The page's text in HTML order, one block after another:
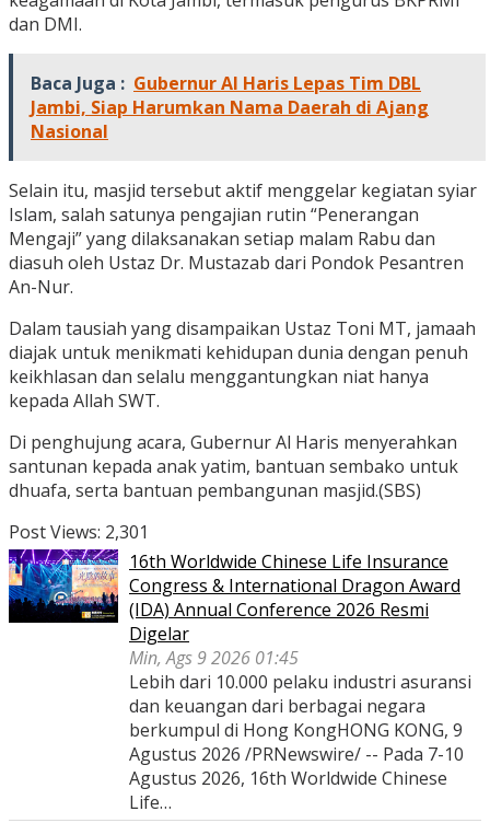
dan DMI.
Baca Juga : Gubernur Al Haris Lepas Tim DBL
Jambi, Siap Harumkan Nama Daerah di Ajang
Nasional
Selain itu, masjid tersebut aktif menggelar kegiatan syiar
Islam, salah satunya pengajian rutin “Penerangan
Mengaji” yang dilaksanakan setiap malam Rabu dan
diasuh oleh Ustaz Dr. Mustazab dari Pondok Pesantren
An-Nur.
Dalam tausiah yang disampaikan Ustaz Toni MT, jamaah
diajak untuk menikmati kehidupan dunia dengan penuh
keikhlasan dan selalu menggantungkan niat hanya
kepada Allah SWT.
Di penghujung acara, Gubernur Al Haris menyerahkan
santunan kepada anak yatim, bantuan sembako untuk
dhuafa, serta bantuan pembangunan masjid.(SBS)
Post Views: 2,301
16th Worldwide Chinese Life Insurance
Congress & International Dragon Award
(IDA) Annual Conference 2026 Resmi
Digelar
Min, Ags 9 2026 01:45
Lebih dari 10.000 pelaku industri asuransi
dan keuangan dari berbagai negara
berkumpul di Hong KongHONG KONG, 9
Agustus 2026 /PRNewswire/ -- Pada 7-10
Agustus 2026, 16th Worldwide Chinese
Life…